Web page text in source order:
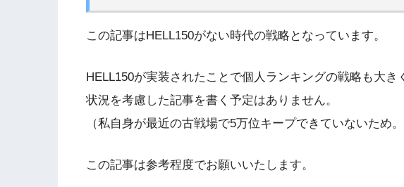
この記事はHELL150がない時代の戦略となっています。
HELL150が実装されたことで個人ランキングの戦略も大
状況を考慮した記事を書く予定はありません。
（私自身が最近の古戦場で5万位キープできていないため。
この記事は参考程度でお願いいたします。